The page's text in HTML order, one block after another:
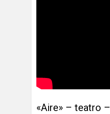
«Aire» – teatro –